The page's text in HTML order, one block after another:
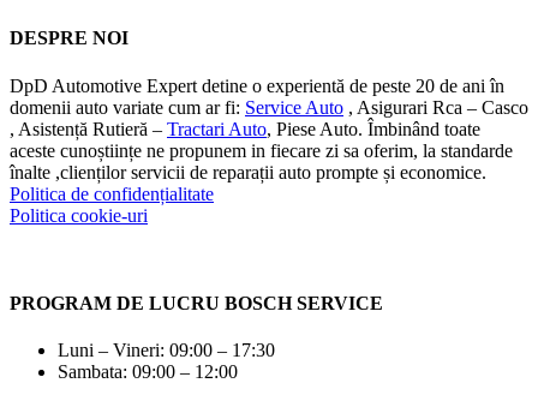
DESPRE NOI
DpD Automotive Expert detine o experientă de peste 20 de ani în
domenii auto variate cum ar fi: Service Auto , Asigurari Rca – Casco
, Asistență Rutieră – Tractari Auto, Piese Auto. Îmbinând toate
aceste cunoștiințe ne propunem in fiecare zi sa oferim, la standarde
înalte ,clienților servicii de reparații auto prompte și economice.
Politica de confidențialitate
Politica cookie-uri
PROGRAM DE LUCRU BOSCH SERVICE
Luni – Vineri: 09:00 – 17:30
Sambata: 09:00 – 12:00